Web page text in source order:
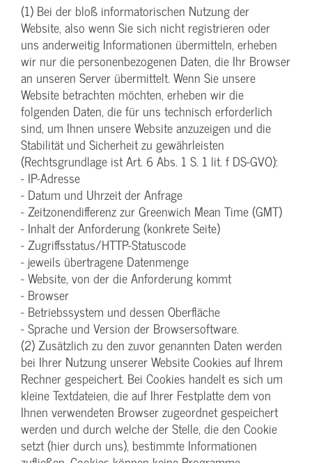
(1) Bei der bloß informatorischen Nutzung der
Website, also wenn Sie sich nicht registrieren oder
uns anderweitig Informationen übermitteln, erheben
wir nur die personenbezogenen Daten, die Ihr Browser
an unseren Server übermittelt. Wenn Sie unsere
Website betrachten möchten, erheben wir die
folgenden Daten, die für uns technisch erforderlich
sind, um Ihnen unsere Website anzuzeigen und die
Stabilität und Sicherheit zu gewährleisten
(Rechtsgrundlage ist Art. 6 Abs. 1 S. 1 lit. f DS-GVO):
- IP-Adresse
- Datum und Uhrzeit der Anfrage
- Zeitzonendifferenz zur Greenwich Mean Time (GMT)
- Inhalt der Anforderung (konkrete Seite)
- Zugriffsstatus/HTTP-Statuscode
- jeweils übertragene Datenmenge
- Website, von der die Anforderung kommt
- Browser
- Betriebssystem und dessen Oberfläche
- Sprache und Version der Browsersoftware.
(2) Zusätzlich zu den zuvor genannten Daten werden
bei Ihrer Nutzung unserer Website Cookies auf Ihrem
Rechner gespeichert. Bei Cookies handelt es sich um
kleine Textdateien, die auf Ihrer Festplatte dem von
Ihnen verwendeten Browser zugeordnet gespeichert
werden und durch welche der Stelle, die den Cookie
setzt (hier durch uns), bestimmte Informationen